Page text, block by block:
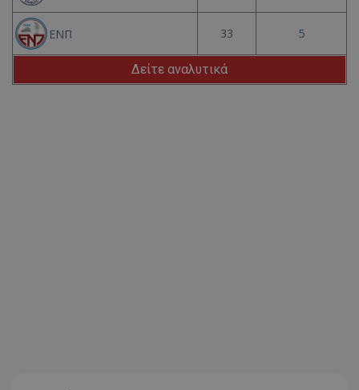
ΕΝΠ 33 5
Δείτε αναλυτικά